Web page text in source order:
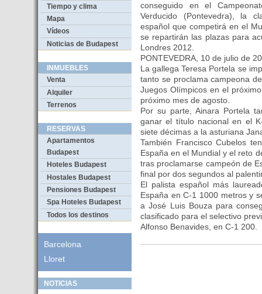
Tiempo y clima
Mapa
Vídeos
Noticias de Budapest
INMUEBLES
Venta
Alquiler
Terrenos
RESERVAS
Apartamentos
Budapest
Hoteles Budapest
Hostales Budapest
Pensiones Budapest
Spa Hoteles Budapest
Todos los destinos
Barcelona
Lloret
NOTICIAS
conseguido en el
Verducido (Pontevedra), la
español que competirá en el
se repartirán las plazas para
Londres 2012.
PONTEVEDRA, 10 de julio de
La gallega Teresa Portela se
tanto se proclama campeona
Juegos Olímpicos en el
próximo mes de agosto.
Por su parte, Ainara Portela
ganar el título nacional en el
siete décimas a la asturiana
También Francisco Cubelos
España en el Mundial y el reto
tras proclamarse campeón de
final por dos segundos al
El palista español más
España en C-1 1000 metros y
a José Luis Bouza para
clasificado para el selectivo
Alfonso Benavides, en C-1 200.